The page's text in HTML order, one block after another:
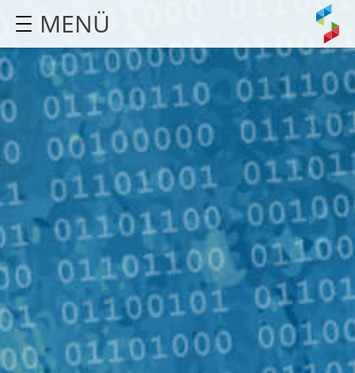
MENÜ
STARTSEITE
AGENTUR
LEISTUNGEN
REFERENZEN
KONTAKT